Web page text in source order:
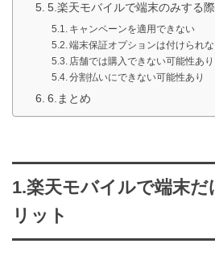
5.楽天モバイルで端末のみする
キャンペーンを適用できない
端末保証オプションは付けられ
店舗では購入できない可能性あり
分割払いにできない可能性あり
6.まとめ
1.楽天モバイルで端末だ
リット